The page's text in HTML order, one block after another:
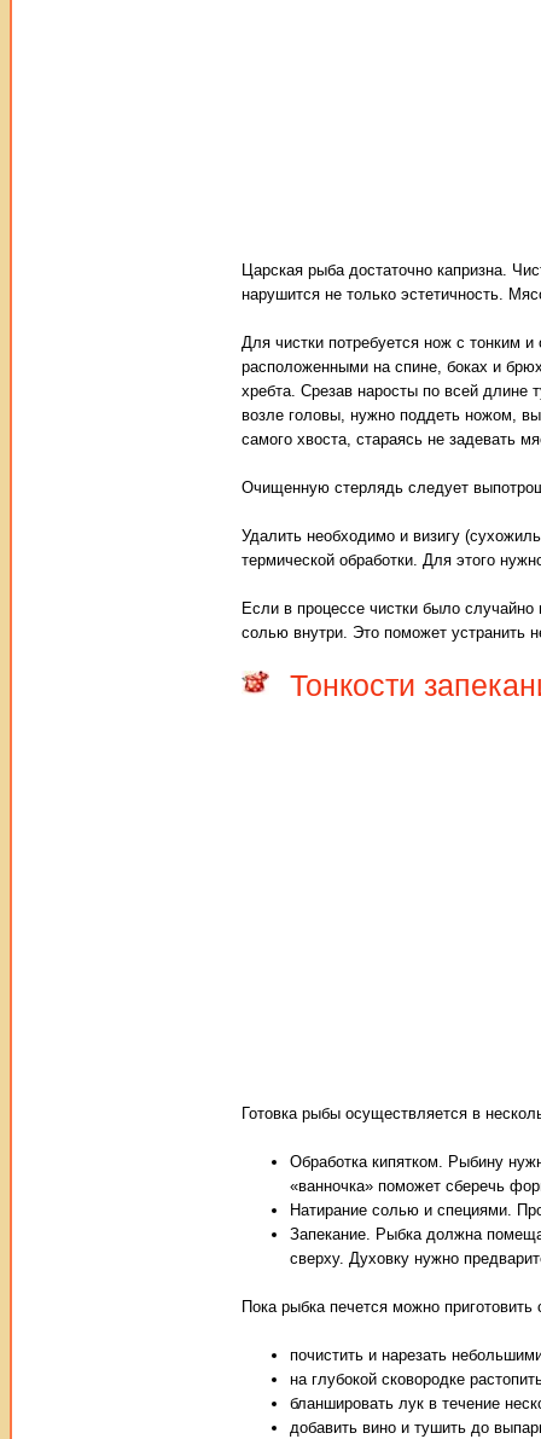
Царская рыба достаточно капризна.
нарушится не только эстетичность.
Для чистки потребуется нож с тонким
расположенными на спине, боках и
хребта. Срезав наросты по всей длине
возле головы, нужно поддеть ножом,
самого хвоста, стараясь не задевать
Очищенную стерлядь следует
Удалить необходимо и визигу
термической обработки. Для этого
Если в процессе чистки было
солью внутри. Это поможет устранить
Тонкости
Готовка рыбы осуществляется в
Обработка кипятком. Рыбину
«ванночка» поможет сберечь
Натирание солью и специями.
Запекание. Рыбка должна
сверху. Духовку нужно
Пока рыбка печется можно
почистить и нарезать
на глубокой сковородке
бланшировать лук в течение
добавить вино и тушить до